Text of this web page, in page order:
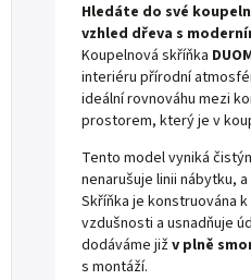
Hledáte do své
vzhled dřeva s
Koupelnová skříňka
interiéru přírodní
ideální rovnováhu mezi
prostorem, který je v
Tento model vyniká
nenarušuje linii nábytku,
Skříňka je konstruována
vzdušnosti a usnadňuje
dodáváme jižv plně
s montáží.